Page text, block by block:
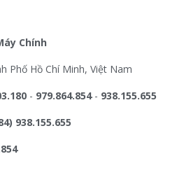
Chính
Phố Hồ Chí Minh, Việt Nam
- 979.864.854 - 938.155.655
938.155.655